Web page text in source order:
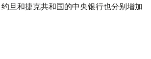
旦和捷克共和国的中央银行也分别增加